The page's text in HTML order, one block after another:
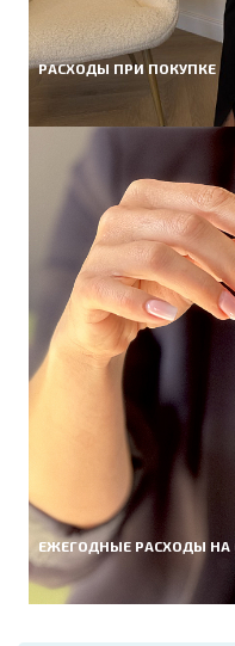
РАСХОДЫ ПРИ ПОКУПКЕ
ЕЖЕГОДНЫЕ РАСХОДЫ НА